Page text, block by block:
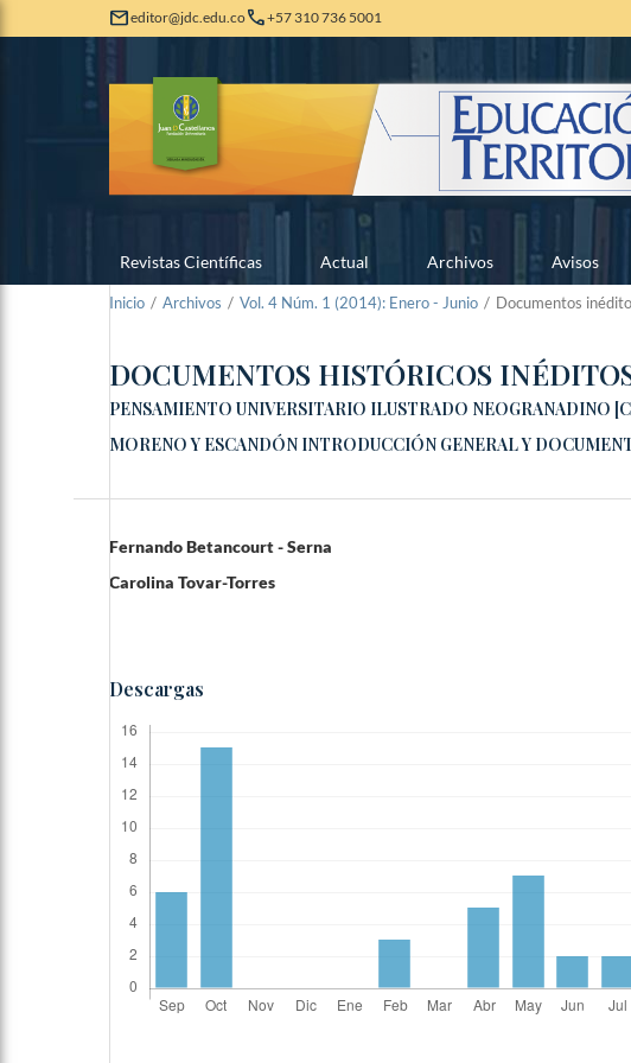
maileditor@jdc.edu.cocall+57 310 736 5001
Revistas Científicas Actual Archivos Avisos
Inicio / Archivos / Vol. 4 Núm. 1 (2014): Enero - Junio / Documentos
DOCUMENTOS HISTÓRICOS
PENSAMIENTO UNIVERSITARIO ILUSTRADO NEOGRANADINO
MORENO Y ESCANDÓN INTRODUCCIÓN GENERAL Y
Fernando Betancourt - Serna
Carolina Tovar-Torres
Descargas